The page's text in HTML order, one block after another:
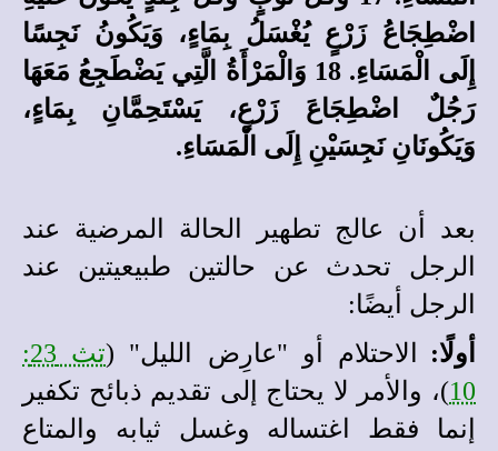
اضْطِجَاعُ زَرْعٍ يُغْسَلُ بِمَاءٍ، وَيَكُونُ نَجِسًا
إِلَى الْمَسَاءِ. 18 وَالْمَرْأَةُ الَّتِي يَضْطَجِعُ مَعَهَا
رَجُلٌ اضْطِجَاعَ زَرْعٍ، يَسْتَحِمَّانِ بِمَاءٍ،
وَيَكُونَانِ نَجِسَيْنِ إِلَى الْمَسَاءِ.
بعد أن عالج تطهير الحالة المرضية عند
الرجل تحدث عن حالتين طبيعيتين عند
الرجل أيضًا:
أولًا:
الاحتلام أو "عارِض الليل" (
تث 23:
10)، والأمر لا يحتاج إلى تقديم ذبائح تكفير
إنما فقط اغتساله وغسل ثيابه والمتاع